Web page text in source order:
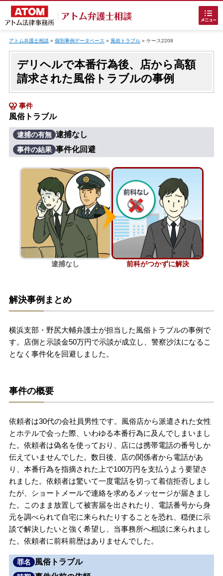
ホームに戻る
刑事事件でお困りの方
刑事事件の無料相談
接見・面会を弁護士に依頼
刑事事件を示談で解決したい
弁護士紹介
弁護士費用
解決実績
ご依頼者からのお手紙
無料相談の口コミ評判
刑事事件について知りたい方
刑事事件データベース
アトム弁護士相談 » 個別事例データベース » 風俗トラブル» ケース2208
デリヘルで本番行為後、店から高額
請求された風俗トラブルの事例
事件
風俗トラブル
逮捕の有無 逮捕なし
事件の結果 事件化回避
逮捕なし 前科がつかずに解決
解決事例まとめ
横浜支部・野尻大輔弁護士が担当した風俗トラブルの事例で
す。店側と示談金50万円で示談が成立し、警察沙汰になるこ
となく事件化を回避しました。
事件の概要
依頼者は30代の会社員男性です。風俗店から派遣された女性
とホテルで会った際、いわゆる本番行為に及んでしまいまし
た。依頼者は偽名を使っており、店には携帯電話の番号しか
伝えていませんでした。数日後、店の関係者から電話があ
り、本番行為を指摘された上で100万円を支払うよう要望さ
れました。依頼者は驚いて一度電話を切って着信拒否しまし
たが、ショートメールで連絡を求めるメッセージが届きまし
た。このまま放置して被害届を出されたり、電話番号から身
元を調べられて自宅に来られたりすることを恐れ、穏便に示
談で解決したいと強く希望し、当事務所へ相談に来られまし
た。依頼者に前科前歴はありませんでした。
罪名 風俗トラブル